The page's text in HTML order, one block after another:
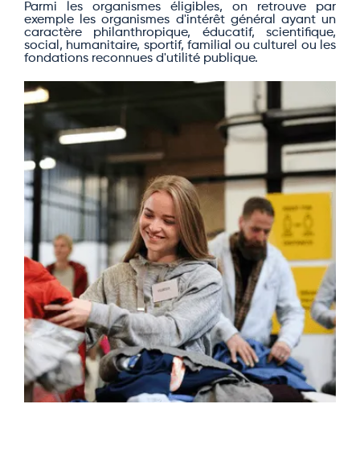
Parmi les organismes éligibles, on retrouve par
exemple les organismes d'intérêt général ayant un
caractère philanthropique, éducatif, scientifique,
social, humanitaire, sportif, familial ou culturel ou les
fondations reconnues d'utilité publique.